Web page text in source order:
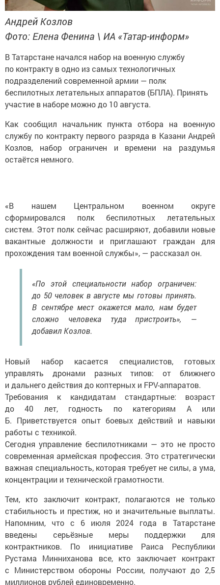
Андрей Козлов
Фото: Елена Фенина \ ИА «Татар-информ»
В Татарстане начался набор на военную службу
по контракту в одно из самых технологичных
подразделений современной армии — полк
беспилотных летательных аппаратов (БПЛА). Принять
участие в наборе можно до 10 августа.
Как сообщил начальник пункта отбора на военную
службу по контракту первого разряда в Казани Андрей
Козлов, набор ограничен и времени на раздумья
остаётся немного.
«В нашем Центральном военном округе
сформировался полк беспилотных летательных
систем. Этот полк сейчас расширяют, добавили новые
вакантные должности и приглашают граждан для
прохождения там военной службы», — рассказал он.
«По этой специальности набор ограничен:
до 50 человек в августе мы готовы принять.
В сентябре мест окажется мало, нам будет
сложно человека туда пристроить», —
добавил Козлов.
Новый набор касается специалистов, готовых
управлять дронами разных типов: от ближнего
и дальнего действия до коптерных и FPV-аппаратов.
Требования к кандидатам стандартные: возраст
до 40 лет, годность по категориям А или
Б. Приветствуется опыт боевых действий и навыки
работы с техникой.
Сегодня управление беспилотниками — это не просто
современная армейская профессия. Это стратегически
важная специальность, которая требует не силы, а ума,
концентрации и технической грамотности.
Тем, кто заключит контракт, полагаются не только
стабильность и престиж, но и значительные выплаты.
Напомним, что с 6 июля 2024 года в Татарстане
введены серьёзные меры поддержки для
контрактников. По инициативе Раиса Республики
Рустама Минниханова все, кто заключает контракт
с Министерством обороны России, получают до 2,5
миллионов рублей единовременно.